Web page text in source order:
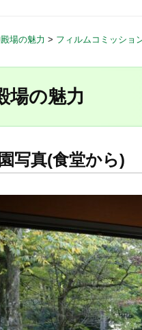
場の魅力 > フィルムコミッショ
場の魅力
写真(食堂から)